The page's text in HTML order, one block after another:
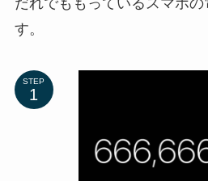
す。
STEP